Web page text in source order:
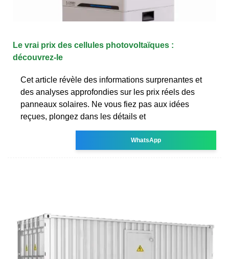
Le vrai prix des cellules photovoltaïques :
découvrez-le
Cet article révèle des informations surprenantes et
des analyses approfondies sur les prix réels des
panneaux solaires. Ne vous fiez pas aux idées
reçues, plongez dans les détails et
WhatsApp